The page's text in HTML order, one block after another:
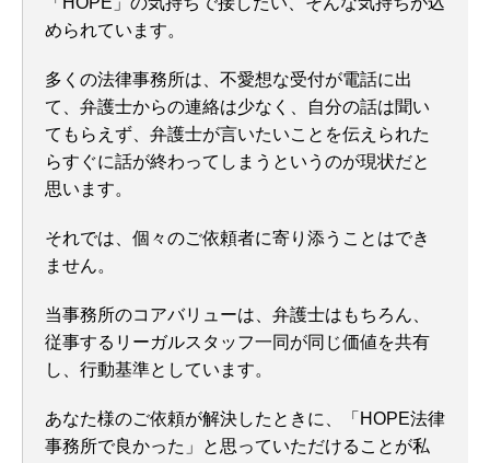
められています。
多くの法律事務所は、不愛想な受付が電話に出
て、弁護士からの連絡は少なく、自分の話は聞い
てもらえず、弁護士が言いたいことを伝えられた
らすぐに話が終わってしまうというのが現状だと
思います。
それでは、個々のご依頼者に寄り添うことはでき
ません。
当事務所のコアバリューは、弁護士はもちろん、
従事するリーガルスタッフ一同が同じ価値を共有
し、行動基準としています。
あなた様のご依頼が解決したときに、「HOPE法律
事務所で良かった」と思っていただけることが私